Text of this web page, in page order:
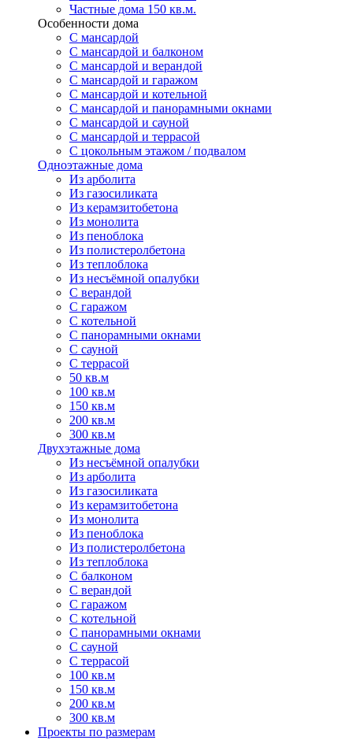
Частные дома 150 кв.м.
Особенности дома
С мансардой
С мансардой и балконом
С мансардой и верандой
С мансардой и гаражом
С мансардой и котельной
С мансардой и панорамными окнами
С мансардой и сауной
С мансардой и террасой
С цокольным этажом / подвалом
Одноэтажные дома
Из арболита
Из газосиликата
Из керамзитобетона
Из монолита
Из пеноблока
Из полистеролбетона
Из теплоблока
Из несъёмной опалубки
С верандой
С гаражом
С котельной
С панорамными окнами
С сауной
С террасой
50 кв.м
100 кв.м
150 кв.м
200 кв.м
300 кв.м
Двухэтажные дома
Из несъёмной опалубки
Из арболита
Из газосиликата
Из керамзитобетона
Из монолита
Из пеноблока
Из полистеролбетона
Из теплоблока
С балконом
С верандой
С гаражом
С котельной
С панорамными окнами
С сауной
С террасой
100 кв.м
150 кв.м
200 кв.м
300 кв.м
Проекты по размерам